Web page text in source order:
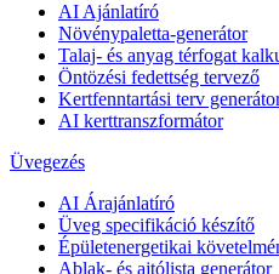
AI Ajánlatíró
Növénypaletta-generátor
Talaj- és anyag térfogat
Öntözési fedettség tervező
Kertfenntartási terv
AI kerttranszformátor
Üvegezés
AI Árajánlatíró
Üveg specifikáció készítő
Épületenergetikai
Ablak- és ajtólista generátor